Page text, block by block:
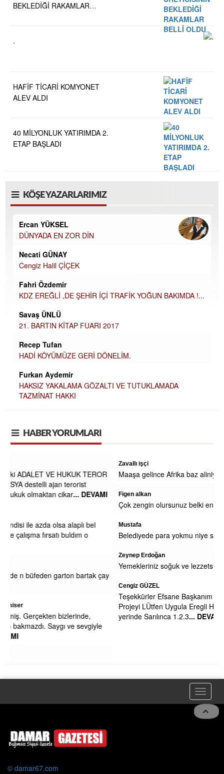
BEKLEDİĞİ RAKAMLAR
.
HAFİF TİCARİ KOMYONET
ALEV ALDI
40 MİLYONLUK YATIRIMDA 2.
ETAP BAŞLADI
KÖŞE YAZARLARIMIZ
Ercan YÜKSEL
DÜNYADA EN ZOR DİN
Necati GÜNAY
Cengiz Halil ÇİÇEK
Fahri Özdemir
KDZ EREĞLİ ,DE ŞEHİR İÇİ TRAFİK YOĞUN BAKIMDA !...
Savaş ÜNLÜ
21. BARTIN KİTAP FUARI 2017
Recep Tufan
HADİ KÖYÜMÜZE GERİ DÖNELİM.
Furkan Aydemir
HAKSIZ YAKALAMA GÖZALTI VE TUTUKLAMADA
TAZMİNAT HAKKI
HABER YORUMLARI
çay
Maaşa gelince Afrika baz aliniyor
Figen alkan
Çok zengin olursunuz belki engeliden ne isdiyosunuz
Mustafa
Belediyede para yokmu niye sağa sola yalvariyorlar
Yemekleriniz soğuk ve lezzetsiz. Kesinlikle yenmiyor.
Teşekkürler Efsane Başkanım . Secim Kitapcıgındaki bu
Projeyi LÜtfen Uygula Eregli Halkı Seni Cok Seviyoruz Pazar
yerinde Sarılınca 1.2.3
... DEVAMI
© damar67.com
İstek, Şikayetleriniz İçin Tıklayın